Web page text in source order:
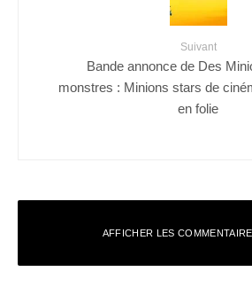
Suivant
Bande annonce de Des
monstres : Minions stars de
en folie
AFFICHER LES